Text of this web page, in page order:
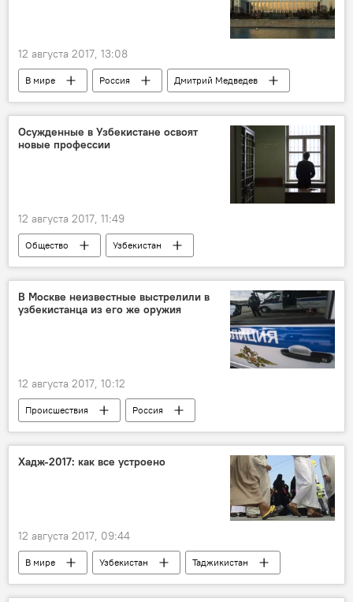
12 августа 2017, 13:08
В мире Россия
Дмитрий Медведев
Правительство РФ
Образование
Осужденные в Узбекистане освоят
новые профессии
12 августа 2017, 11:49
Общество
Узбекистан
Постановление
Колония
заключенный
В Москве неизвестные выстрелили в
узбекистанца из его же оружия
12 августа 2017, 10:12
Происшествия
Россия
Гражданин Узбекистана
выстрел
Хадж-2017: как все устроено
12 августа 2017, 09:44
В мире Узбекистан
Таджикистан
Саудовская Аравия
религия